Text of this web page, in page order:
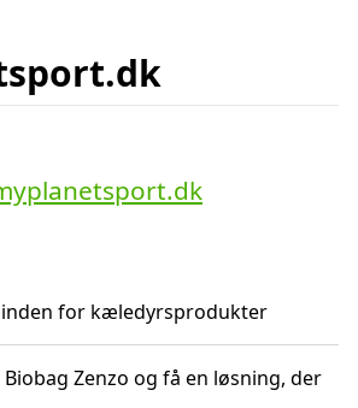
for kæledyrsprodukter
Zenzo og få en løsning, der